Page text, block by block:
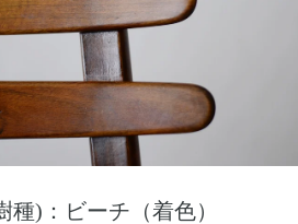
種)：ビーチ（着色）